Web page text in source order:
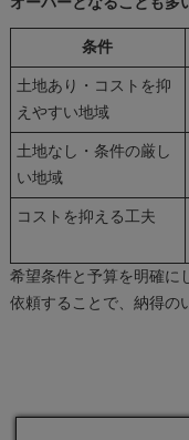
条件
土地あり・コストを抑
えやすい地域
土地なし・条件の厳し
い地域
コストを抑える工夫
希望条件と予算を明確に
依頼することで、納得の